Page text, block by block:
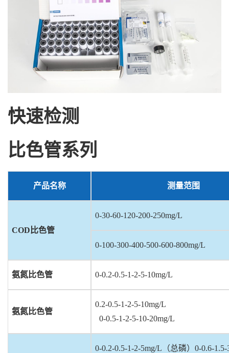
快速检测
比色管系列
产品名称 测量范围
COD 比色管
0-30-60-120-200-250mg/L
0-100-300-400-500-600-800mg/L
氨氮比色管 0-0.2-0.5-1-2-5-10mg/L
氨氮比色管
0.2-0.5-1-2-5-10mg/L
0-0.5-1-2-5-10-20mg/L
0-0.2-0.5-1-2-5mg/L （总磷）0-0.6-1.5-